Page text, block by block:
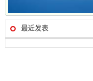
最近发表